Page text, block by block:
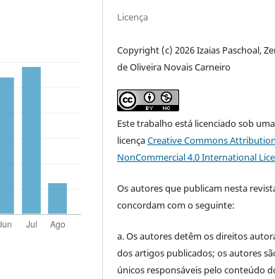
Licença
Copyright (c) 2026 Izaias Paschoal,
de Oliveira Novais Carneiro
Este trabalho está licenciado sob uma
licençaCreative Commons
NonCommercial 4.0 International
Os autores que publicam nesta
concordam com o seguinte:
a.Os autores detêm os direitos
dos artigos publicados;os autores
únicos responsáveis pelo conteúdo